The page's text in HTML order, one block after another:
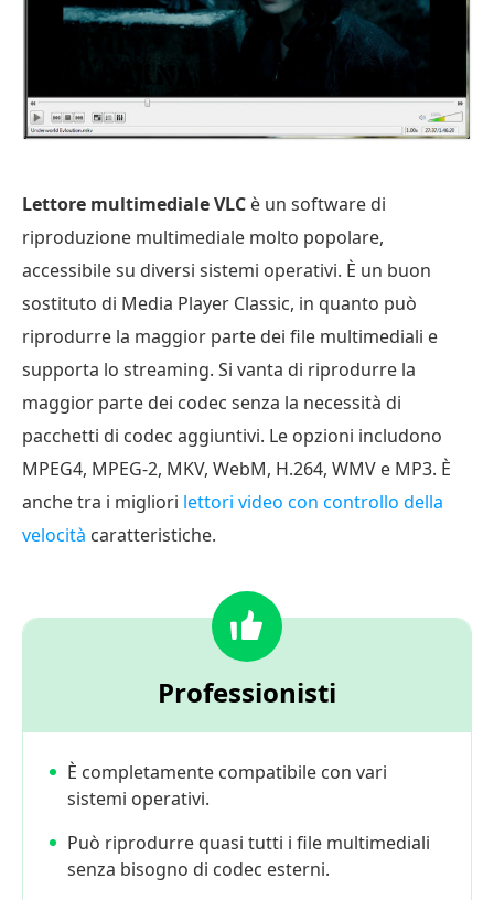
Lettore multimediale VLC è un software di
riproduzione multimediale molto popolare,
accessibile su diversi sistemi operativi. È un buon
sostituto di Media Player Classic, in quanto può
riprodurre la maggior parte dei file multimediali e
supporta lo streaming. Si vanta di riprodurre la
maggior parte dei codec senza la necessità di
pacchetti di codec aggiuntivi. Le opzioni includono
MPEG4, MPEG-2, MKV, WebM, H.264, WMV e MP3. È
anche tra i migliori lettori video con controllo della
velocità caratteristiche.
Professionisti
È completamente compatibile con vari
sistemi operativi.
Può riprodurre quasi tutti i file multimediali
senza bisogno di codec esterni.